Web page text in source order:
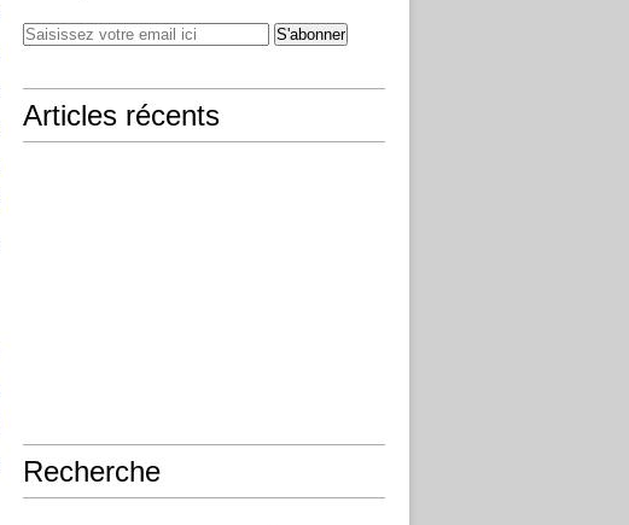
Articles récents
Recherche